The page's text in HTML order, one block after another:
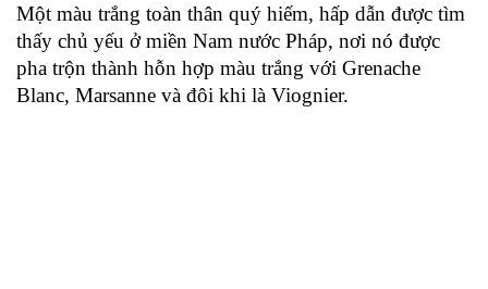
Một màu trắng toàn thân quý hiếm, hấp dẫn được tìm
thấy chủ yếu ở miền Nam nước Pháp, nơi nó được
pha trộn thành hỗn hợp màu trắng với Grenache
Blanc, Marsanne và đôi khi là Viognier.